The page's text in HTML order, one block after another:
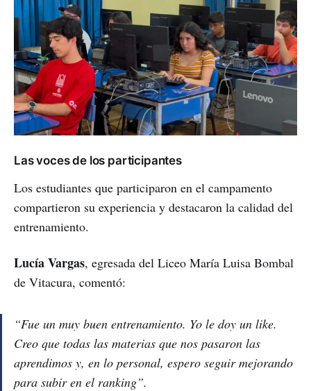
Las voces de los participantes
Los estudiantes que participaron en el campamento
compartieron su experiencia y destacaron la calidad del
entrenamiento.
Lucía Vargas, egresada del Liceo María Luisa Bombal
de Vitacura, comentó:
“Fue un muy buen entrenamiento. Yo le doy un like.
Creo que todas las materias que nos pasaron las
aprendimos y, en lo personal, espero seguir mejorando
para subir en el ranking”.